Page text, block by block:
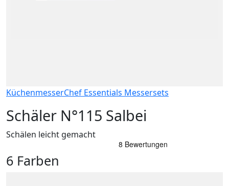
KüchenmesserChef Essentials Messersets
Schäler N°115 Salbei
Schälen leicht gemacht
6 Farben